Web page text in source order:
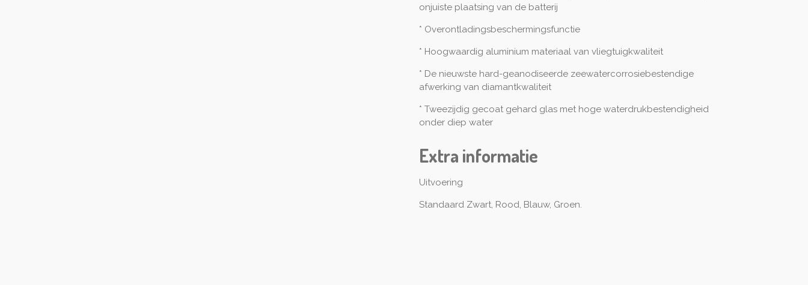
onjuiste plaatsing van de batterij
* Overontladingsbeschermingsfunctie
* Hoogwaardig aluminium materiaal van vliegtuigkwaliteit
* De nieuwste hard-geanodiseerde zeewatercorrosiebestendige
afwerking van diamantkwaliteit
* Tweezijdig gecoat gehard glas met hoge waterdrukbestendigheid
onder diep water
Extra informatie
Uitvoering
Standaard Zwart, Rood, Blauw, Groen.